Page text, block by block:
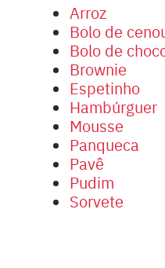
Arroz
Bolo de
Bolo de
Brownie
Espetinho
Hambúrguer
Mousse
Panqueca
Pavê
Pudim
Sorvete